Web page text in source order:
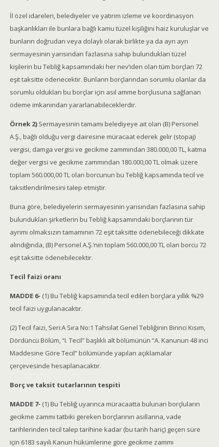
İl özel idareleri, belediyeler ve yatırım izleme ve koordinasyon
başkanlıkları ile bunlara bağlı kamu tüzel kişiliğini haiz kuruluşlar ve
bunların doğrudan veya dolaylı olarak birlikte ya da ayrı ayrı
sermayesinin yarısından fazlasına sahip bulundukları tüzel
kişilerin bu Tebliğ kapsamındaki her nev’iden olan tüm borçları 72
eşit taksitte ödenecektir. Bunların borçlarından sorumlu olanlar da
sorumlu oldukları bu borçlar için asıl amme borçlusuna sağlanan
ödeme imkanından yararlanabileceklerdir.
Örnek 2) Sermayesinin tamamı belediyeye ait olan (B) Personel
A.Ş., bağlı olduğu vergi dairesine müracaat ederek gelir (stopaj)
vergisi, damga vergisi ve gecikme zammından 380.000,00 TL, katma
değer vergisi ve gecikme zammından 180.000,00 TL olmak üzere
toplam 560.000,00 TL olan borcunun bu Tebliğ kapsamında tecil ve
taksitlendirilmesini talep etmiştir.
Buna göre, belediyelerin sermayesinin yarısından fazlasına sahip
bulundukları şirketlerin bu Tebliğ kapsamındaki borçlarının tür
ayrımı olmaksızın tamamının 72 eşit taksitte ödenebileceği dikkate
alındığında, (B) Personel A.Ş.’nin toplam 560.000,00 TL olan borcu 72
eşit taksitte ödenebilecektir.
Tecil faizi oranı
MADDE 6- (1) Bu Tebliğ kapsamında tecil edilen borçlara yıllık %29
tecil faizi uygulanacaktır.
(2) Tecil faizi, Seri:A Sıra No:1 Tahsilat Genel Tebliğinin Birinci Kısım,
Dördüncü Bölüm, “I. Tecil” başlıklı alt bölümünün “A. Kanunun 48 inci
Maddesine Göre Tecil” bölümünde yapılan açıklamalar
çerçevesinde hesaplanacaktır.
Borç ve taksit tutarlarının tespiti
MADDE 7- (1) Bu Tebliğ uyarınca müracaatta bulunan borçluların
gecikme zammı tatbiki gereken borçlarının asıllarına, vade
tarihlerinden tecil talep tarihine kadar (bu tarih hariç) geçen süre
için 6183 sayılı Kanun hükümlerine göre gecikme zammı